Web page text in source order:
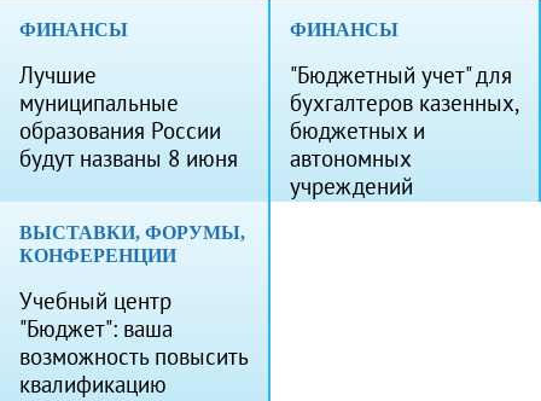
ФИНАНСЫ
Лучшие
муниципальные
образования России
будут названы 8 июня
ФИНАНСЫ
"Бюджетный учет" для
бухгалтеров казенных,
бюджетных и
автономных
учреждений
ВЫСТАВКИ, ФОРУМЫ,
КОНФЕРЕНЦИИ
Учебный центр
"Бюджет": ваша
возможность повысить
квалификацию